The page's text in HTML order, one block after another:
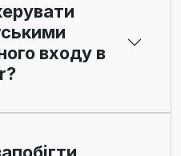
входу в